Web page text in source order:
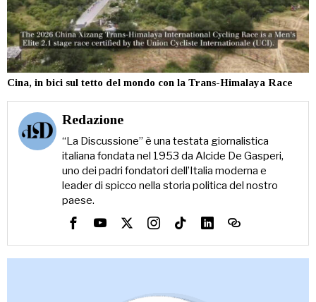
Cina, in bici sul tetto del mondo con la Trans-Himalaya Race
Redazione
“La Discussione” è una testata giornalistica
italiana fondata nel 1953 da Alcide De Gasperi,
uno dei padri fondatori dell’Italia moderna e
leader di spicco nella storia politica del nostro
paese.